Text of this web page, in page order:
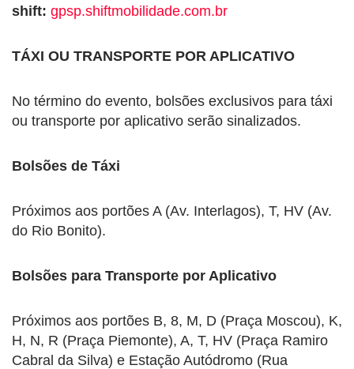
shift: gpsp.shiftmobilidade.com.br
TÁXI OU TRANSPORTE POR APLICATIVO
No término do evento, bolsões exclusivos para táxi
ou transporte por aplicativo serão sinalizados.
Bolsões de Táxi
Próximos aos portões A (Av. Interlagos), T, HV (Av.
do Rio Bonito).
Bolsões para Transporte por Aplicativo
Próximos aos portões B, 8, M, D (Praça Moscou), K,
H, N, R (Praça Piemonte), A, T, HV (Praça Ramiro
Cabral da Silva) e Estação Autódromo (Rua